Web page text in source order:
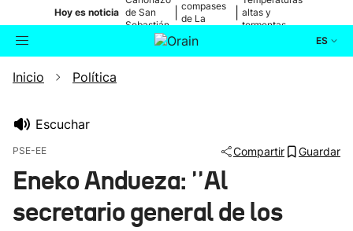
Hoy es noticia de San
Sebastián
compases
de La
altas y
tormentas
ES
Buscador
Ikusmiran
Inicio Política
Escuchar
PSE-EE Compartir Guardar
Eneko Andueza: ''Al
secretario general de los